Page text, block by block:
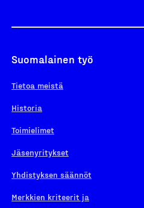
Suomalainen työ
Tietoa meistä
Historia
Toimielimet
Jäsenyritykset
Yhdistyksen säännöt
Merkkien kriteerit ja